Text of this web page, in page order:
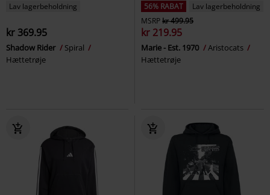
Lav lagerbeholdning
kr 369.95
Shadow Rider
Spiral
Hættetrøje
56% RABAT
Lav lagerbeholdning
MSRPkr 499.95
kr 219.95
Marie - Est. 1970
Aristocats
Hættetrøje